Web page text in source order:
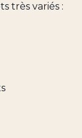
très variés :